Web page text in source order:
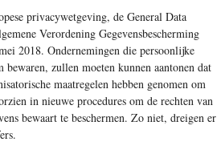
privacywetgeving, de General Data
Verordening Gegevensbescherming
2018. Ondernemingen die persoonlijke
bewaren, zullen moeten kunnen aantonen dat
maatregelen hebben genomen om
in nieuwe procedures om de rechten van
bewaart te beschermen. Zo niet, dreigen er